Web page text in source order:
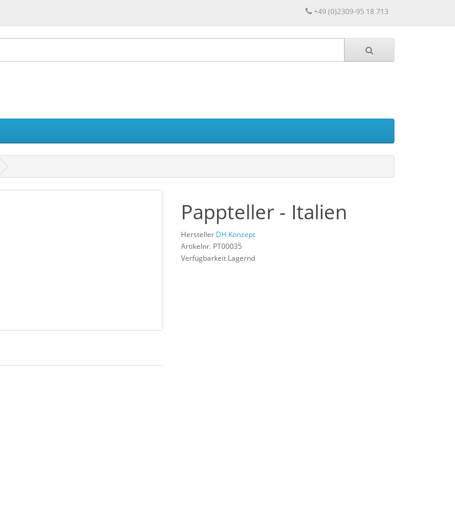
+49 (0)2309-95 18 713
Pappteller - Italien
Hersteller DH Konzept
Artikelnr. PT00035
Verfügbarkeit Lagernd